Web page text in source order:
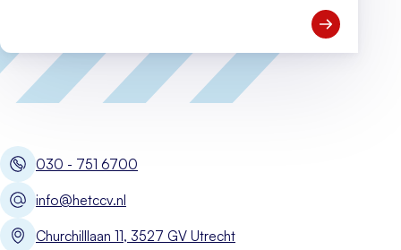
Open Meld
030 - 751 6700
info@hetccv.nl
Churchilllaan 11, 3527 GV Utrecht